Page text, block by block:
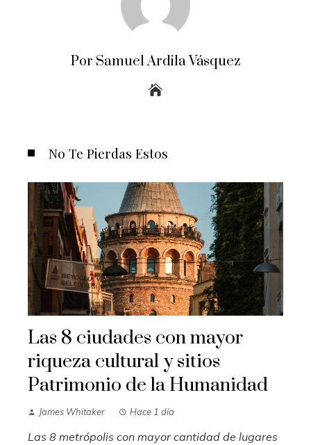
Por Samuel Ardila Vásquez
No Te Pierdas Estos
Las 8 ciudades con mayor
riqueza cultural y sitios
Patrimonio de la Humanidad
James Whitaker Hace 1 día
Las 8 metrópolis con mayor cantidad de lugares